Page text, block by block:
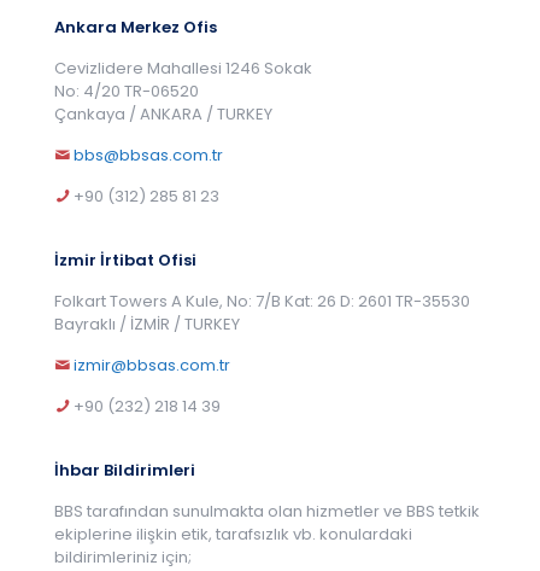
Ankara Merkez Ofis
Cevizlidere Mahallesi 1246 Sokak
No: 4/20 TR-06520
Çankaya / ANKARA / TURKEY
bbs@bbsas.com.tr
+90 (312) 285 81 23
İzmir İrtibat Ofisi
Folkart Towers A Kule, No: 7/B Kat: 26 D: 2601 TR-35530
Bayraklı / İZMİR / TURKEY
izmir@bbsas.com.tr
+90 (232) 218 14 39
İhbar Bildirimleri
BBS tarafından sunulmakta olan hizmetler ve BBS tetkik
ekiplerine ilişkin etik, tarafsızlık vb. konulardaki
bildirimleriniz için;